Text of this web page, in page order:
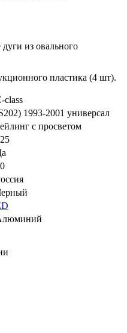
из овального
пластика (4 шт).
class
1993-2001 универсал
с просветом